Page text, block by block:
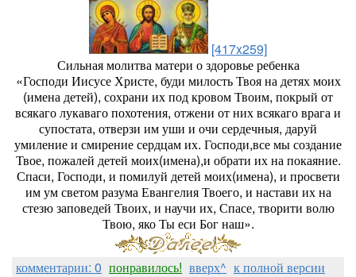
[417x259]
Сильная молитва матери о здоровье ребенка
«Господи Иисусе Христе, буди милость Твоя на детях моих
(имена детей), сохрани их под кровом Твоим, покрый от
всякаго лукаваго похотения, отжени от них всякаго врага и
супостата, отверзи им уши и очи сердечныя, даруй
умиление и смирение сердцам их. Господи,все мы создание
Твое, пожалей детей моих(имена),и обрати их на покаяние.
Спаси, Господи, и помилуй детей моих(имена), и просвети
им ум светом разума Евангелия Твоего, и настави их на
стезю заповедей Твоих, и научи их, Спасе, творити волю
Твою, яко Ты еси Бог наш».
комментарии: 0 понравилось! вверх^ к полной версии